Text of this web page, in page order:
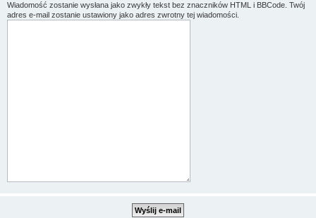
Wiadomość zostanie wysłana jako zwykły tekst bez znaczników HTML i BBCode. Twój
adres e-mail zostanie ustawiony jako adres zwrotny tej wiadomości.